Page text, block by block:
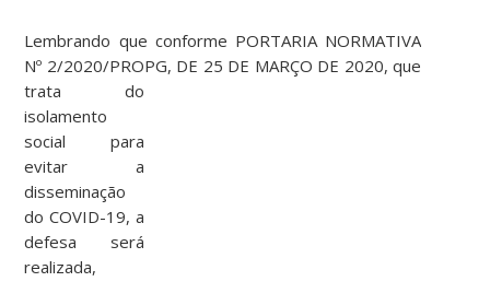
Lembrando que conforme PORTARIA NORMATIVA
Nº 2/2020/PROPG, DE 25 DE MARÇO DE 2020, que
trata do
isolamento
social para
evitar a
disseminação
do COVID-19, a
defesa será
realizada,